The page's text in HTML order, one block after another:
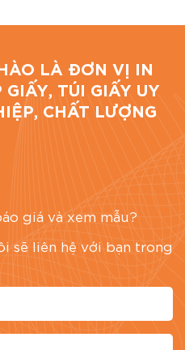
Phường 9, Tân
Đánh giá bài viết
LÀ ĐƠN VỊ IN
TÚI GIẤY UY
CHẤT LƯỢNG
giá và xem mẫu?
sẽ liên hệ với bạn trong